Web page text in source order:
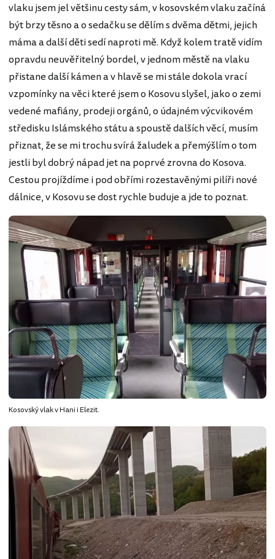
vlaku jsem jel většinu cesty sám, v kosovském vlaku začíná
být brzy těsno a o sedačku se dělím s dvěma dětmi, jejich
máma a další děti sedí naproti mě. Když kolem tratě vidím
opravdu neuvěřitelný bordel, v jednom městě na vlaku
přistane další kámen a v hlavě se mi stále dokola vrací
vzpomínky na věci které jsem o Kosovu slyšel, jako o zemi
vedené mafiány, prodeji orgánů, o údajném výcvikovém
středisku Islámského státu a spoustě dalších věcí, musím
přiznat, že se mi trochu svírá žaludek a přemýšlím o tom
jestli byl dobrý nápad jet na poprvé zrovna do Kosova.
Cestou projíždíme i pod obřími rozestavěnými pilíři nové
dálnice, v Kosovu se dost rychle buduje a jde to poznat.
Kosovský vlak v Hani i Elezit.